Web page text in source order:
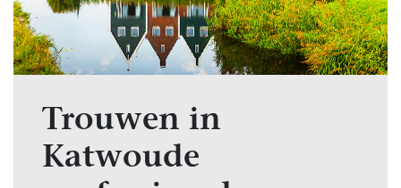
Trouwen in
Katwoude